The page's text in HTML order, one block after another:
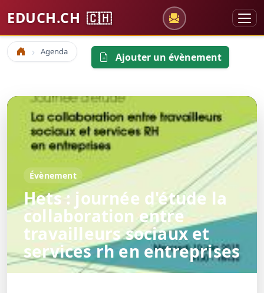
EDUCH.CH 🇨🇭
Accueil Agenda Ajouter un évènement
Évènement
Hets : journée d'étude la
collaboration entre
travailleurs sociaux et
services rh en entreprises